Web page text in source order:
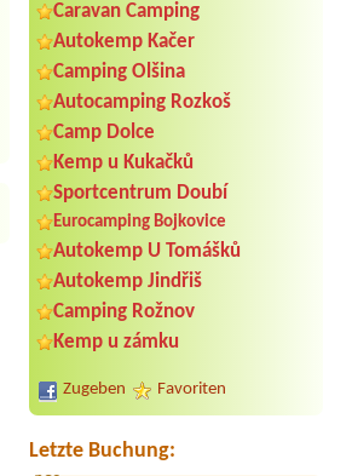
Caravan Camping
Autokemp Kačer
Camping Olšina
Autocamping Rozkoš
Camp Dolce
Kemp u Kukačků
Sportcentrum Doubí
Eurocamping Bojkovice
Autokemp U Tomášků
Autokemp Jindřiš
Camping Rožnov
Kemp u zámku
Zugeben Favoriten
Letzte Buchung:
Termin ab 2026-07-29 |Autokemp
Babylon
1x stellplatz mit EL
Termin ab 2026-07-30 |
Frenštát pod Radhoštěm
Termin ab 2026-07-26 |Autokemp
Komorník
pes